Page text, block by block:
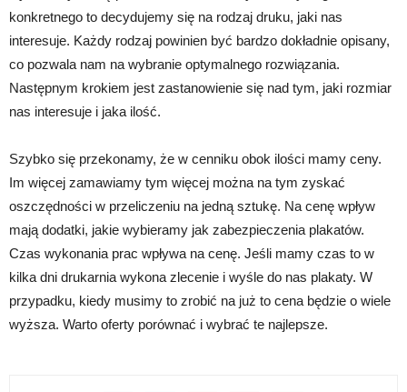
konkretnego to decydujemy się na rodzaj druku, jaki nas
interesuje. Każdy rodzaj powinien być bardzo dokładnie opisany,
co pozwala nam na wybranie optymalnego rozwiązania.
Następnym krokiem jest zastanowienie się nad tym, jaki rozmiar
nas interesuje i jaka ilość.
Szybko się przekonamy, że w cenniku obok ilości mamy ceny.
Im więcej zamawiamy tym więcej można na tym zyskać
oszczędności w przeliczeniu na jedną sztukę. Na cenę wpływ
mają dodatki, jakie wybieramy jak zabezpieczenia plakatów.
Czas wykonania prac wpływa na cenę. Jeśli mamy czas to w
kilka dni drukarnia wykona zlecenie i wyśle do nas plakaty. W
przypadku, kiedy musimy to zrobić na już to cena będzie o wiele
wyższa. Warto oferty porównać i wybrać te najlepsze.